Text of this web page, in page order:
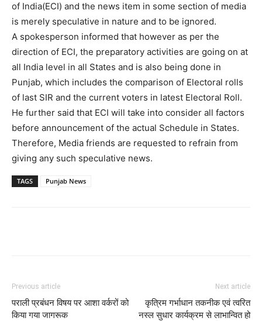
of India(ECI) and the news item in some section of media
is merely speculative in nature and to be ignored.
A spokesperson informed that however as per the
direction of ECI, the preparatory activities are going on at
all India level in all States and is also being done in
Punjab, which includes the comparison of Electoral rolls
of last SIR and the current voters in latest Electoral Roll.
He further said that ECI will take into consider all factors
before announcement of the actual Schedule in States.
Therefore, Media friends are requested to refrain from
giving any such speculative news.
TAGS Punjab News
Previous article
पराली प्रबंधन विषय पर आशा वर्करों को
किया गया जागरूक
Next article
कृत्रिम गर्भाधान तकनीक एवं त्वरित
नस्ल सुधार कार्यक्रम से लाभान्वित हो